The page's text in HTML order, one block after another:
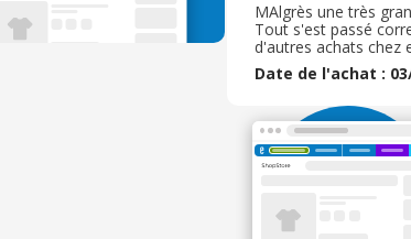
MAlgrès une très
Tout s'est passé
d'autres achats chez
surtout du
intermédiaires en
Date de l'achat :